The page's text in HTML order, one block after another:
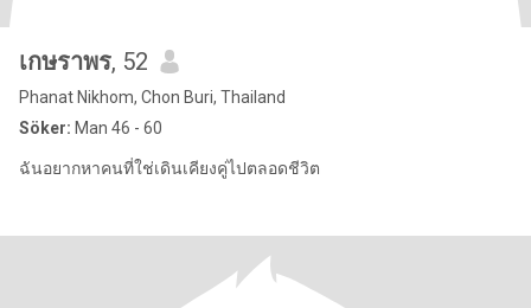
เกษราพร, 52
Phanat Nikhom, Chon Buri, Thailand
Söker: Man 46 - 60
ฉันอยากหาคนที่ใช่เดินเคียงคู่ไปตลอดชีวิต